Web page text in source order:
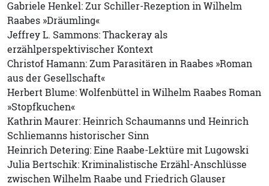
Gabriele Henkel: Zur Schiller-Rezeption in Wilhelm
Raabes »Dräumling«
Jeffrey L. Sammons: Thackeray als
erzählperspektivischer Kontext
Christof Hamann: Zum Parasitären in Raabes »Roman
aus der Gesellschaft«
Herbert Blume: Wolfenbüttel in Wilhelm Raabes Roman
»Stopfkuchen«
Kathrin Maurer: Heinrich Schaumanns und Heinrich
Schliemanns historischer Sinn
Heinrich Detering: Eine Raabe-Lektüre mit Lugowski
Julia Bertschik: Kriminalistische Erzähl-Anschlüsse
zwischen Wilhelm Raabe und Friedrich Glauser